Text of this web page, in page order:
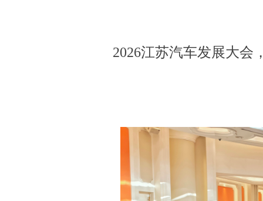
2026江苏汽车发展大会